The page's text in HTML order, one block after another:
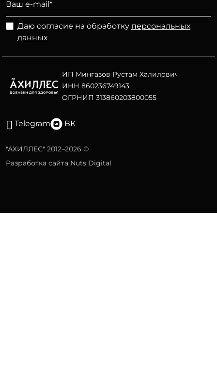
Даю согласие на обработку персональных
данных
ИП Мингазов Рустам Халилович
ИНН 860236749143
ОГРНИП 313860203800055
Telegram ВК
"АХИЛЛЕС" 2012–2026 ©
Разработка сайта Nuts Digital